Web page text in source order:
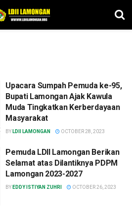
Upacara Sumpah Pemuda ke-95,
Bupati Lamongan Ajak Kawula
Muda Tingkatkan Kerberdayaan
Masyarakat
BY LDII LAMONGAN OCTOBER 28, 2023
Pemuda LDII Lamongan Berikan
Selamat atas Dilantiknya PDPM
Lamongan 2023-2027
BY EDDY ISTIYAN ZUHRI OCTOBER 26, 2023